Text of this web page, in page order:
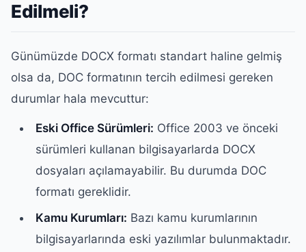
Edilmeli?
Günümüzde DOCX formatı standart haline gelmiş
olsa da, DOC formatının tercih edilmesi gereken
durumlar hala mevcuttur:
Eski Office Sürümleri: Office 2003 ve önceki
sürümleri kullanan bilgisayarlarda DOCX
dosyaları açılamayabilir. Bu durumda DOC
formatı gereklidir.
Kamu Kurumları: Bazı kamu kurumlarının
bilgisayarlarında eski yazılımlar bulunmaktadır.